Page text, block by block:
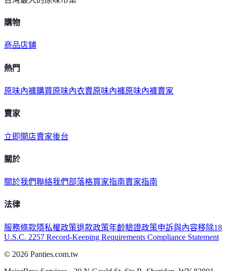
購物
商品店鋪
熱門
原味內褲購買原味內衣賣原味內褲原味內褲賣家
賣家
立即開店賣家後台
關於
關於我們聯絡我們部落格買家指南賣家指南
法律
服務條款隱私權政策退款政策年齡驗證政策申訴與內容移除18
U.S.C. 2257 Record-Keeping Requirements Compliance Statement
© 2026 Panties.com.tw